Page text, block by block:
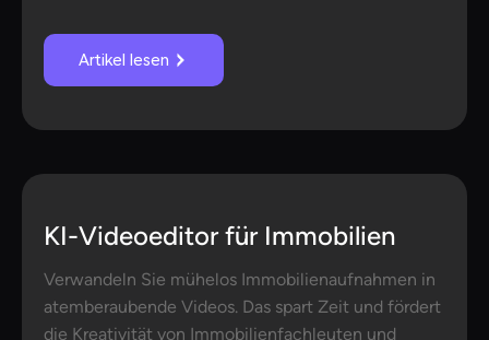
Artikel lesen
KI-Videoeditor für Immobilien
Verwandeln Sie mühelos Immobilienaufnahmen in
atemberaubende Videos. Das spart Zeit und fördert
die Kreativität von Immobilienfachleuten und